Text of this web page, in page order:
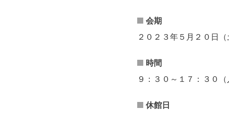
会期
２０２３年５月２０日
時間
９：３０～１７：３０
休館日